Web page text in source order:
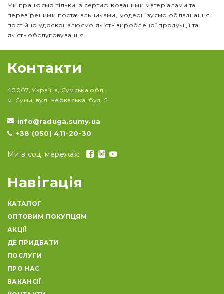
Ми працюємо тільки із сертифікованими матеріалами та
перевіреними постачальниками, модернізуємо обладнання,
постійно удосконалюємо якість виробленої продукції та
якість обслуговування.
Контакти
40007, Україна, Сумська обл.,
м. Суми, вул. Черкаська, буд. 5
info@raduga.sumy.ua
+38 (050) 411-20-30
Ми в соц. мережах:
Навігація
КАТАЛОГ
ОПТОВИМ ПОКУПЦЯМ
АКЦІЇ
ДЕ ПРИДБАТИ
ПОСЛУГИ
ПРО НАС
ВАКАНСІЇ